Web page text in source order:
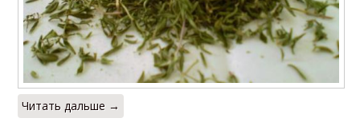
Читать дальше →